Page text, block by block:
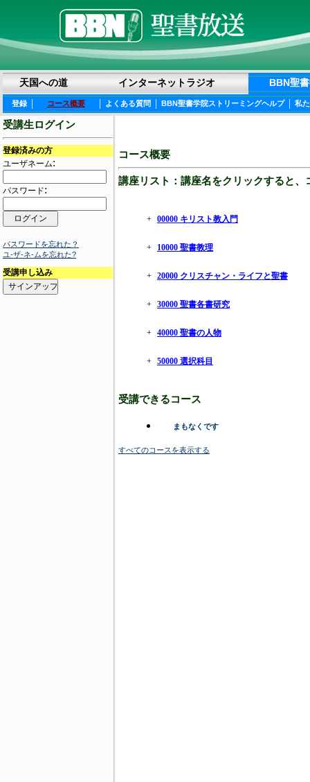
天国への道 インターネットラジオ BBN聖
登録 | コース概要 | よくある質問 | BBN聖書学院ストリーミングヘルプ | 私
受講生ログイン
登録済みの方
ユーザネーム:
パスワード:
パスワードを忘れた？
ユ-ザ-ネ-ムを忘れた?
受講申し込み
コース概要
講座リスト：講座名をクリックすると
+ 00000 キリスト教入門
+ 10000 聖書教理
+ 20000 クリスチャン・ライフと聖書
+ 30000 聖書各書研究
+ 40000 聖書の人物
+ 50000 選択科目
受講できるコース
まもなくです
すべてのコースを表示する